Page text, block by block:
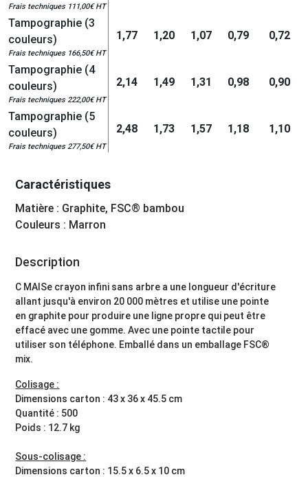
Frais techniques 111,00€ HT
Tampographie (3
couleurs)
Frais techniques 166,50€ HT
1,77 1,20 1,07 0,79 0,72
Tampographie (4
couleurs)
Frais techniques 222,00€ HT
2,14 1,49 1,31 0,98 0,90
Tampographie (5
couleurs)
Frais techniques 277,50€ HT
2,48 1,73 1,57 1,18 1,10
Caractéristiques
Matière : Graphite, FSC® bambou
Couleurs : Marron
Description
C MAISe crayon infini sans arbre a une longueur d'écriture
allant jusqu'à environ 20 000 mètres et utilise une pointe
en graphite pour produire une ligne propre qui peut être
effacé avec une gomme. Avec une pointe tactile pour
utiliser son téléphone. Emballé dans un emballage FSC®
mix.
Colisage :
Dimensions carton : 43 x 36 x 45.5 cm
Quantité : 500
Poids : 12.7 kg
Sous-colisage :
Dimensions carton : 15.5 x 6.5 x 10 cm